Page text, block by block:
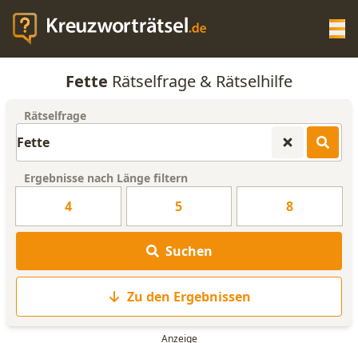
KREUZWORTRÄTSEL-HILFE
WORTLISTE
Fette Rätselfrage & Rätselhilfe
Rätselfrage
Ergebnisse nach Länge filtern
4 5 8
Suchen
Zu den Ergebnissen